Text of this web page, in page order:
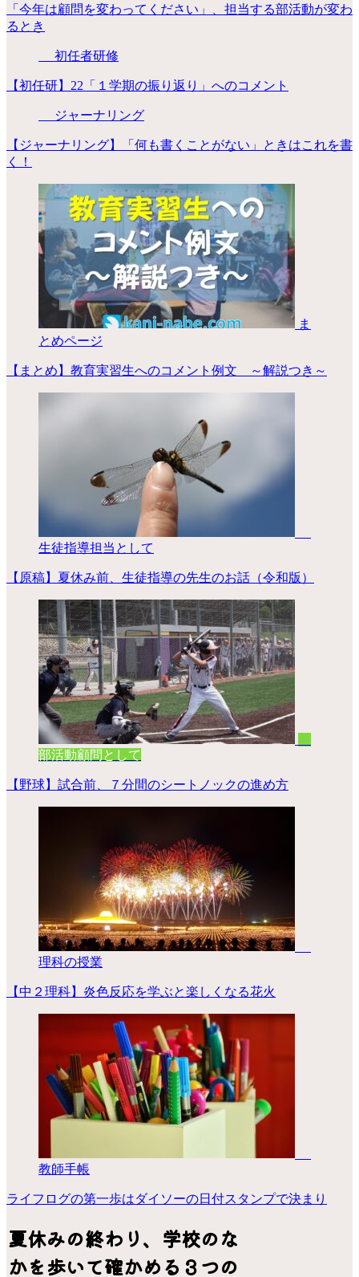
「今年は顧問を変わってください」、担当する部活動が変わ
るとき
初任者研修
【初任研】22「１学期の振り返り」へのコメント
ジャーナリング
【ジャーナリング】「何も書くことがない」ときはこれを書
く！
ま
とめページ
【まとめ】教育実習生へのコメント例文 ～解説つき～
生徒指導担当として
【原稿】夏休み前、生徒指導の先生のお話（令和版）
部活動顧問として
【野球】試合前、７分間のシートノックの進め方
理科の授業
【中２理科】炎色反応を学ぶと楽しくなる花火
教師手帳
ライフログの第一歩はダイソーの日付スタンプで決まり
夏休みの終わり、学校のな
かを歩いて確かめる３つの